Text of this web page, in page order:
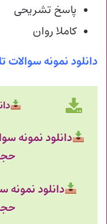
پاسخ تشریحی
کاملا روان
دانلود نمونه سوالات
دانلود نمونه
حجم 1
دانلود نمونه
حجم 1